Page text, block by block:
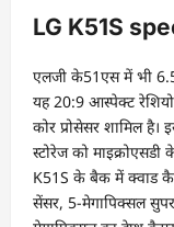
LG K51S
एलजी के51एस में भी
यह 20:9 आस्पेक्ट
कोर प्रोसेसर शामिल है।
स्टोरेज को
K51S के बैक में क्वाड
सेंसर, 5-मेगापिक्सल